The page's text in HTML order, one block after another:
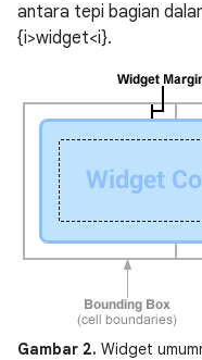
antara tepi bagian
{i>widget<i}.
Gambar 2. Widget